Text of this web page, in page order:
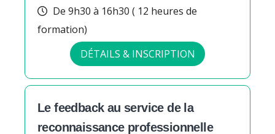
De 9h30 à 16h30 ( 12 heures de
formation)
DÉTAILS & INSCRIPTION
Le feedback au service de la
reconnaissance professionnelle